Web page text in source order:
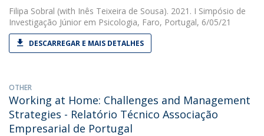
Filipa Sobral (with Inês Teixeira de Sousa). 2021. I Simpósio de
Investigação Júnior em Psicologia, Faro, Portugal, 6/05/21
DESCARREGAR E MAIS DETALHES
OTHER
Working at Home: Challenges and Management
Strategies - Relatório Técnico Associação
Empresarial de Portugal